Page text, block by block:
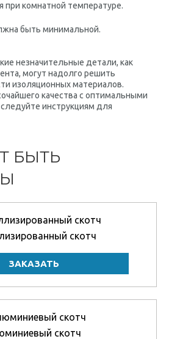
при комнатной температуре.
быть минимальной.
незначительные детали, как
могут надолго решить
изоляционных материалов.
качества с оптимальными
инструкциям для
БЫТЬ
скотч
скотч